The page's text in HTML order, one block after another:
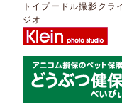
トイプードル撮影クラ
ジオ